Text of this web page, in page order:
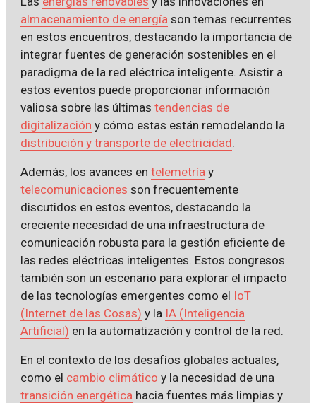
almacenamiento de energía son temas recurrentes
en estos encuentros, destacando la importancia de
integrar fuentes de generación sostenibles en el
paradigma de la red eléctrica inteligente. Asistir a
estos eventos puede proporcionar información
valiosa sobre las últimas tendencias de
digitalización y cómo estas están remodelando la
distribución y transporte de electricidad.
Además, los avances en telemetría y
telecomunicaciones son frecuentemente
discutidos en estos eventos, destacando la
creciente necesidad de una infraestructura de
comunicación robusta para la gestión eficiente de
las redes eléctricas inteligentes. Estos congresos
también son un escenario para explorar el impacto
de las tecnologías emergentes como el IoT
(Internet de las Cosas) y la IA (Inteligencia
Artificial) en la automatización y control de la red.
En el contexto de los desafíos globales actuales,
como el cambio climático y la necesidad de una
transición energética hacia fuentes más limpias y